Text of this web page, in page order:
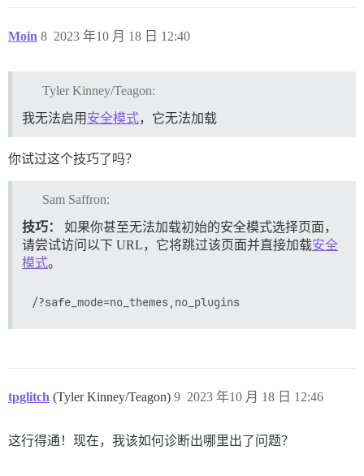
Moin 2023 年10 月 18 日 12:40
8
Tyler Kinney/Teagon:
我无法启用 安全模式，它无法加载
你试过这个技巧了吗？
Sam Saffron:
技巧：
如果你甚至无法加载初始的安全模式选择页面，
请尝试访问以下 URL，它将跳过该页面并直接加载安全
模式。
tpglitch (Tyler Kinney/Teagon) 2023 年10 月 18 日 12:46
9
这行得通！现在，我该如何诊断出哪里出了问题？